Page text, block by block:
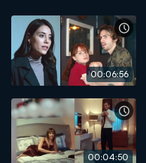
00:06:56
00:04:50